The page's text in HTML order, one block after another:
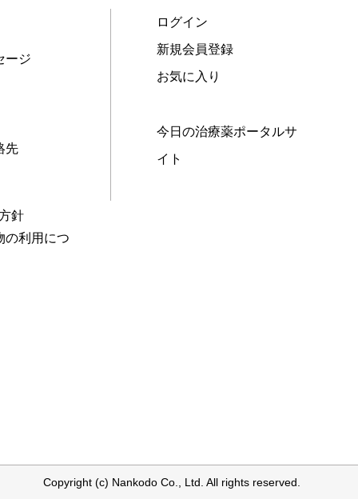
ージ
先
針
の利用につ
ログイン
新規会員登録
お気に入り
今日の治療薬ポータルサ
イト
Copyright (c) Nankodo Co., Ltd. All rights reserved.